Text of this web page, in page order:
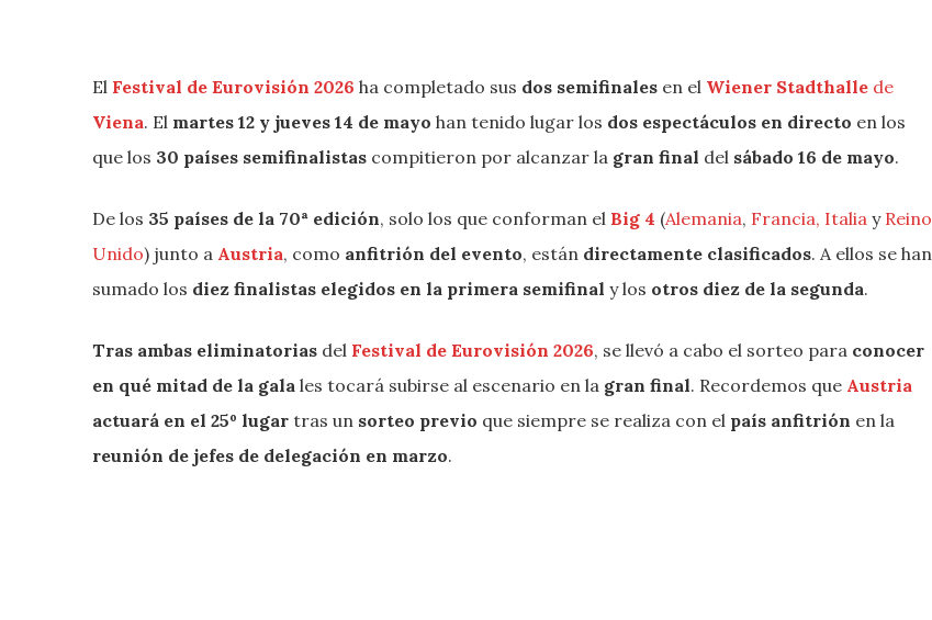
El Festival de Eurovisión 2026 ha completado sus dos semifinales en el Wiener Stadthalle de
Viena. El martes 12 y jueves 14 de mayo han tenido lugar los dos espectáculos en directo en los
que los 30 países semifinalistas compitieron por alcanzar la gran final del sábado 16 de mayo.
De los 35 países de la 70ª edición, solo los que conforman el Big 4 (Alemania, Francia, Italia y Reino
Unido) junto a Austria, como anfitrión del evento, están directamente clasificados. A ellos se han
sumado los diez finalistas elegidos en la primera semifinal y los otros diez de la segunda.
Tras ambas eliminatorias del Festival de Eurovisión 2026, se llevó a cabo el sorteo para conocer
en qué mitad de la gala les tocará subirse al escenario en la gran final. Recordemos que Austria
actuará en el 25º lugar tras un sorteo previo que siempre se realiza con el país anfitrión en la
reunión de jefes de delegación en marzo.